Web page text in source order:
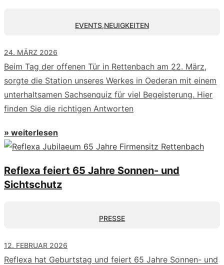
EVENTS,NEUIGKEITEN
24. MÄRZ 2026
Beim Tag der offenen Tür in Rettenbach am 22. März,
sorgte die Station unseres Werkes in Oederan mit einem
unterhaltsamen Sachsenquiz für viel Begeisterung. Hier
finden Sie die richtigen Antworten
» weiterlesen
Reflexa feiert 65 Jahre Sonnen- und
Sichtschutz
PRESSE
12. FEBRUAR 2026
Reflexa hat Geburtstag und feiert 65 Jahre Sonnen- und